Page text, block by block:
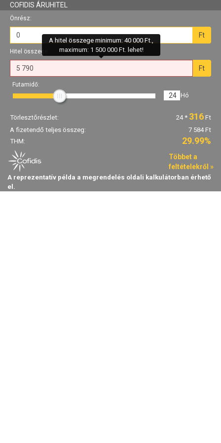
COFIDIS ÁRUHITEL
Önrész:
Ft
Hitel összege:
A hitel összege minimum: 40 000 Ft.,
maximum: 1 500 000 Ft. lehet!
Ft
Futamidő:
24 Hó
Törlesztőrészlet: 24* 316 Ft
A fizetendő teljes összeg:
7 584 Ft
THM:
29.99%
Többet a
feltételekről »
A reprezentatív példa a megrendelés oldali kalkulátorban érhető
el.